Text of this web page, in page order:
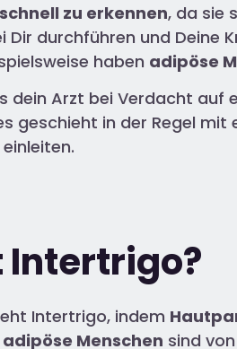
schnell zu erkennen, da sie
Dir durchführen und
haben adipöse
dein Arzt bei Verdacht auf
geschieht in der Regel mit
Intertrigo, indem
adipöse Menschen sind